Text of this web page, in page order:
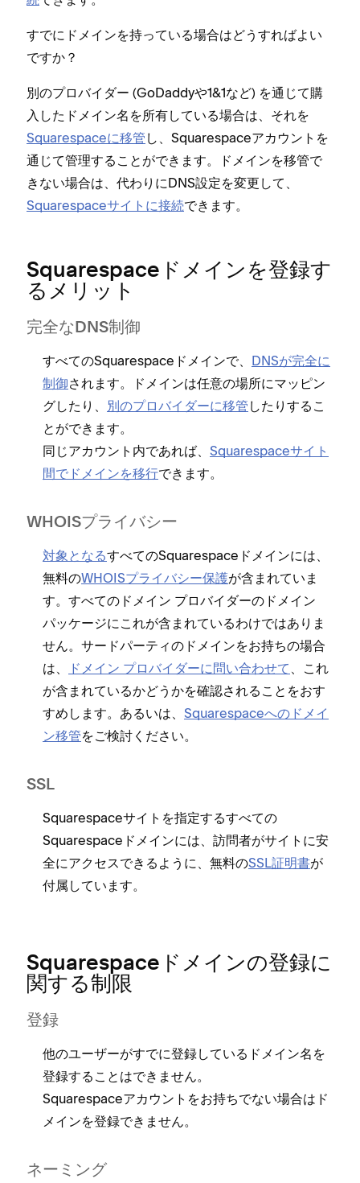
すでにドメインを持⁠っている場合はどうすればよい
ですか⁠？
別のプロバイダ⁠ー (⁠GoDaddyや1&1など⁠) を通じて購
入したドメイン名を所有している場合は⁠、それを
Squarespaceに移管 し⁠、Squarespaceアカウントを
通じて管理することができます⁠。ドメインを移管で
きない場合は⁠、代わりにDNS設定を変更して⁠、
Squarespaceサイトに接続できます⁠。
Squarespaceドメインを登録す
るメリ⁠ット
完全なDNS制御
すべてのSquarespaceドメインで⁠、 DNSが完全に
制御されます⁠。ドメインは任意の場所にマ⁠ッピン
グしたり⁠、 別のプロバイダ⁠ーに移管 したりするこ
とができます⁠。
同じアカウント内であれば⁠、 Squarespaceサイト
間でドメインを移行できます⁠。
WHOISプライバシ⁠ー
対象となるすべてのSquarespaceドメインには⁠、
無料のWHOISプライバシ⁠ー保護が含まれていま
す⁠。すべてのドメイン プロバイダ⁠ーのドメイン
パ⁠ッケ⁠ージにこれが含まれているわけではありま
せん⁠。サ⁠ードパ⁠ーテ⁠ィのドメインをお持ちの場合
は⁠、
ドメイン プロバイダ⁠ーに問い合わせて ⁠、これ
が含まれているかどうかを確認されることをおす
すめします⁠。あるいは⁠、 Squarespaceへのドメイ
ン移管をご検討ください⁠。
SSL
Squarespaceサイトを指定するすべての
Squarespaceドメインには⁠、訪問者がサイトに安
全にアクセスできるように⁠、無料のSSL証明書が
付属しています⁠。
Squarespaceドメインの登録に
関する制限
登録
他のユ⁠ーザ⁠ーがすでに登録しているドメイン名を
登録することはできません⁠。
Squarespaceアカウントをお持ちでない場合はド
メインを登録できません⁠。
ネ⁠ーミング